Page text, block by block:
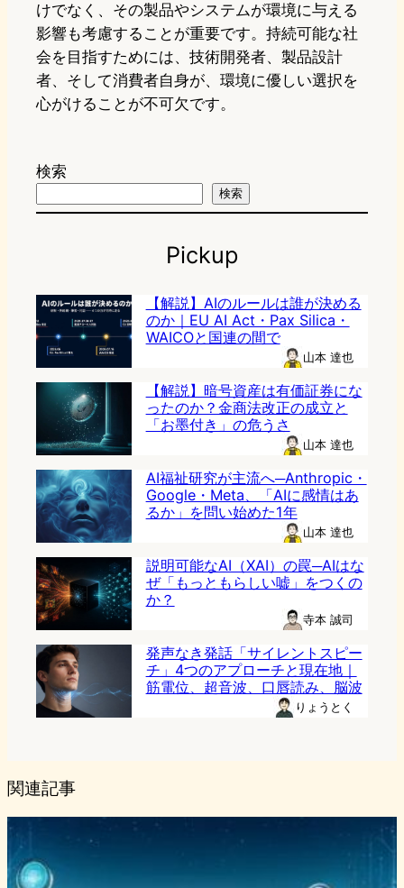
けでなく、その製品やシステムが環境に与える
影響も考慮することが重要です。持続可能な社
会を目指すためには、技術開発者、製品設計
者、そして消費者自身が、環境に優しい選択を
心がけることが不可欠です。
検索
検索
Pickup
【解説】AIのルールは誰が決める
のか｜EU AI Act・Pax Silica・
WAICOと国連の間で
山本 達也
【解説】暗号資産は有価証券にな
ったのか？金商法改正の成立と
「お墨付き」の危うさ
山本 達也
AI福祉研究が主流へ─Anthropic・
Google・Meta、「AIに感情はあ
るか」を問い始めた1年
山本 達也
説明可能なAI（XAI）の罠─AIはな
ぜ「もっともらしい嘘」をつくの
か？
寺本 誠司
発声なき発話「サイレントスピー
チ」4つのアプローチと現在地｜
筋電位、超音波、口唇読み、脳波
りょうとく
関連記事